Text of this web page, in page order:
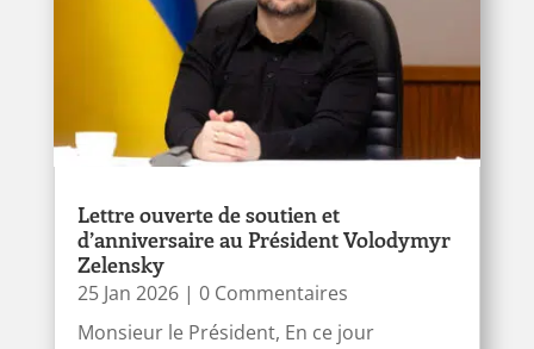
Lettre ouverte de soutien et
d’anniversaire au Président Volodymyr
Zelensky
25 Jan 2026| 0 Commentaires
Monsieur le Président, En ce jour